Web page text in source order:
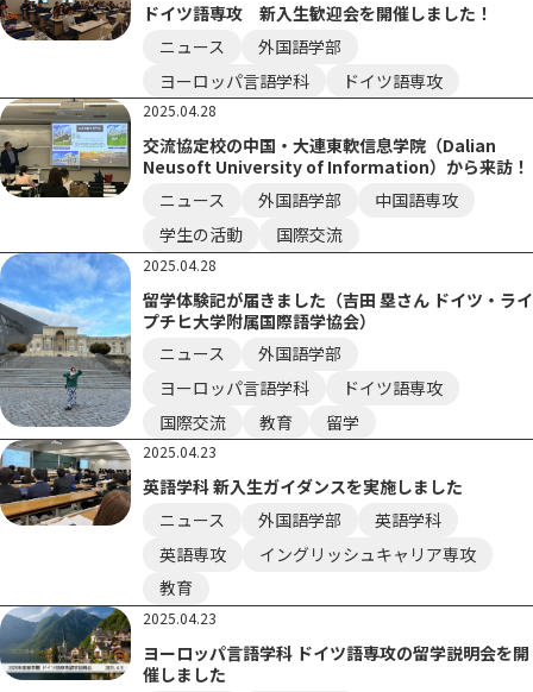
ドイツ語専攻 新入生歓迎会を開催しました！
ニュース
外国語学部
ヨーロッパ言語学科
ドイツ語専攻
2025.04.28
交流協定校の中国・大連東軟信息学院（Dalian
Neusoft University of Information）から来訪！
ニュース
外国語学部
中国語専攻
学生の活動
国際交流
2025.04.28
留学体験記が届きました（吉田 塁さん ドイツ・ライ
プチヒ大学附属国際語学協会）
ニュース
外国語学部
ヨーロッパ言語学科
ドイツ語専攻
国際交流
教育 留学
2025.04.23
英語学科 新入生ガイダンスを実施しました
ニュース
外国語学部
英語学科
英語専攻
イングリッシュキャリア専攻
教育
2025.04.23
ヨーロッパ言語学科 ドイツ語専攻の留学説明会を開
催しました